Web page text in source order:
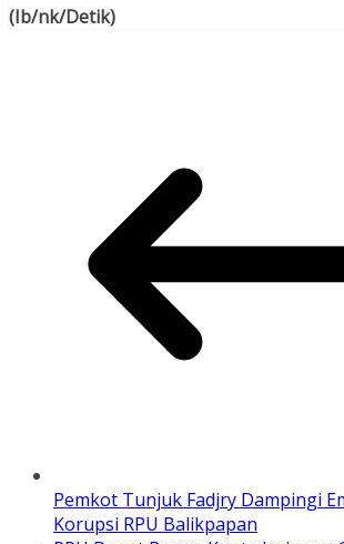
(Ib/nk/Detik)
Pemkot Tunjuk Fadjry Dampingi
Korupsi RPU Balikpapan